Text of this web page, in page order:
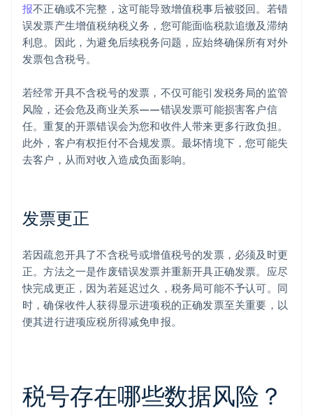
报不正确或不完整，这可能导致增值税事后被驳回。若错
误发票产生增值税纳税义务，您可能面临税款追缴及滞纳
利息。因此，为避免后续税务问题，应始终确保所有对外
发票包含税号。
若经常开具不含税号的发票，不仅可能引发税务局的监管
风险，还会危及商业关系——错误发票可能损害客户信
任。重复的开票错误会为您和收件人带来更多行政负担。
此外，客户有权拒付不合规发票。最坏情境下，您可能失
去客户，从而对收入造成负面影响。
发票更正
若因疏忽开具了不含税号或增值税号的发票，必须及时更
正。方法之一是作废错误发票并重新开具正确发票。应尽
快完成更正，因为若延迟过久，税务局可能不予认可。同
时，确保收件人获得显示进项税的正确发票至关重要，以
便其进行进项应税所得减免申报。
税号存在哪些数据风险？